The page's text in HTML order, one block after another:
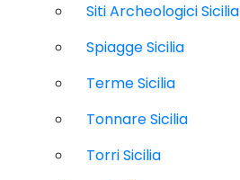
Siti Archeologici Sicilia
Spiagge Sicilia
Terme Sicilia
Tonnare Sicilia
Torri Sicilia